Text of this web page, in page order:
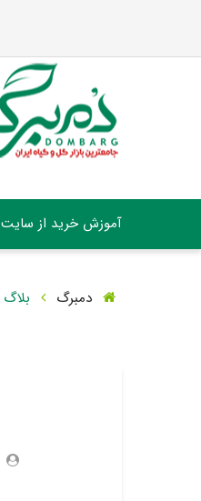
آموزش خرید از سایت
دمبرگ بلاگ